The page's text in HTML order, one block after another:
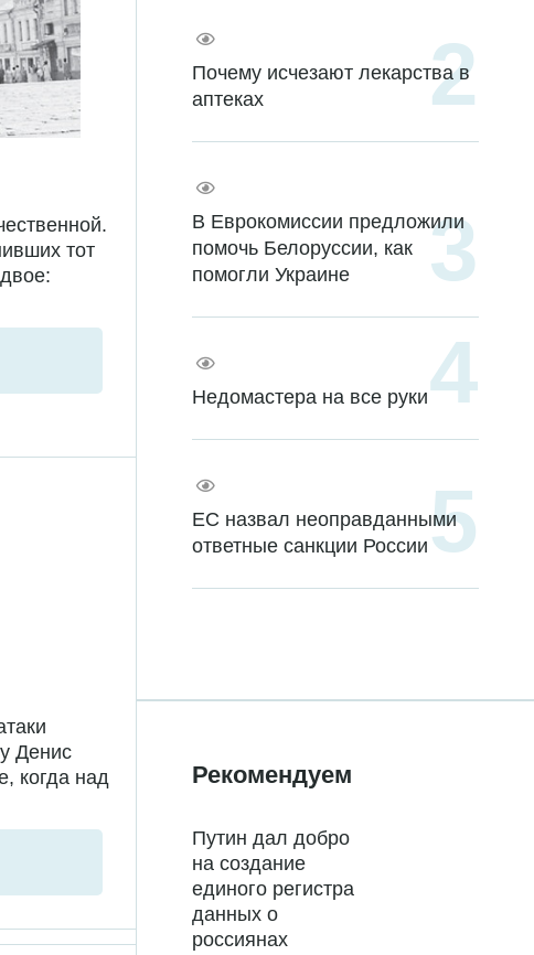
тот
Денис
когда над
Почему исчезают лекарства в
аптеках
В Еврокомиссии предложили
помочь Белоруссии, как
помогли Украине
Недомастера на все руки
ЕС назвал неоправданными
ответные санкции России
Рекомендуем
Путин дал добро
на создание
единого регистра
данных о
россиянах